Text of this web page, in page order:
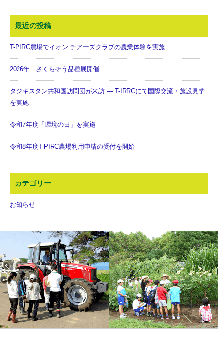
最近の投稿
T-PIRC農場でイオン チアーズクラブの農業体験を実施
2026年 さくらそう品種展開催
タジキスタン共和国訪問団が来訪 ― T-IRRCにて国際交流・施設見学
を実施
令和7年度「環境の日」を実施
令和8年度T-PIRC農場利用申請の受付を開始
カテゴリー
お知らせ